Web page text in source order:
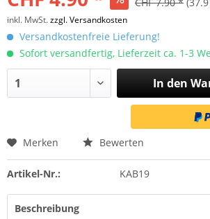
inkl. MwSt.zzgl. Versandkosten
Versandkostenfreie Lieferung!
Sofort versandfertig, Lieferzeit ca. 1-3
In den
Merken Bewerten
Artikel-Nr.: KAB19
Beschreibung